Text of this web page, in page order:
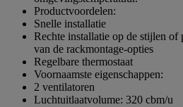
Productvoordelen:
Snelle installatie
Rechte installatie op de stijlen of
van de rackmontage-opties
Regelbare thermostaat
Voornaamste eigenschappen:
2 ventilatoren
Luchtuitlaatvolume: 320 cbm/u